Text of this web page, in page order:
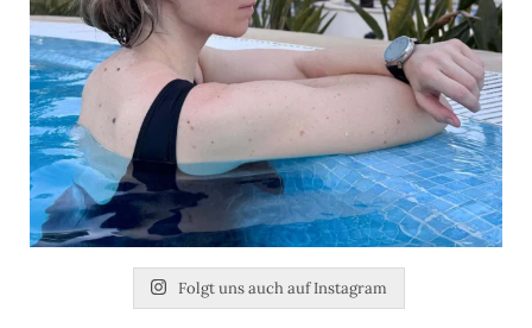
Folgt uns auch auf Instagram